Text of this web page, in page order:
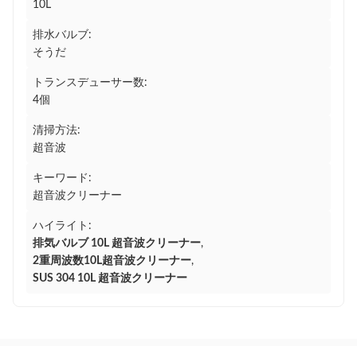
10L
排水バルブ:
そうだ
トランスデューサー数:
4個
清掃方法:
超音波
キーワード:
超音波クリーナー
ハイライト:
排気バルブ 10L 超音波クリーナー,
2重周波数10L超音波クリーナー,
SUS 304 10L 超音波クリーナー